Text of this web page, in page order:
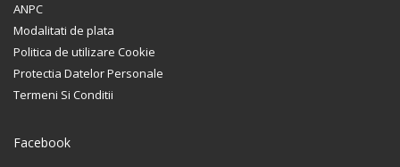
ANPC
Modalitati de plata
Politica de utilizare Cookie
Protectia Datelor Personale
Termeni Si Conditii
Facebook